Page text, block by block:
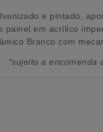
e pintado,
painel em acrílico
Brancocom
*sujeito a encomenda